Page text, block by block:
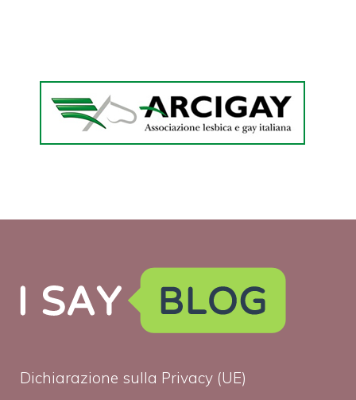
Dichiarazione sulla Privacy (UE)